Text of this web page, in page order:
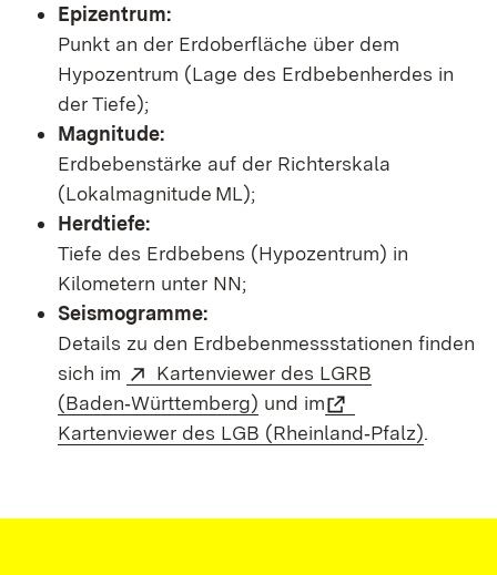
Epizentrum:
Punkt an der Erdoberfläche über dem
Hypozentrum (Lage des Erdbebenherdes in
der Tiefe);
Magnitude:
Erdbebenstärke auf der Richterskala
(Lokalmagnitude ML);
Herdtiefe:
Tiefe des Erdbebens (Hypozentrum) in
Kilometern unter NN;
Seismogramme:
Details zu den Erdbebenmessstationen finden
sich im
Kartenviewer des LGRB
(Baden‑Württemberg) und im
Kartenviewer des LGB (Rheinland‑Pfalz).